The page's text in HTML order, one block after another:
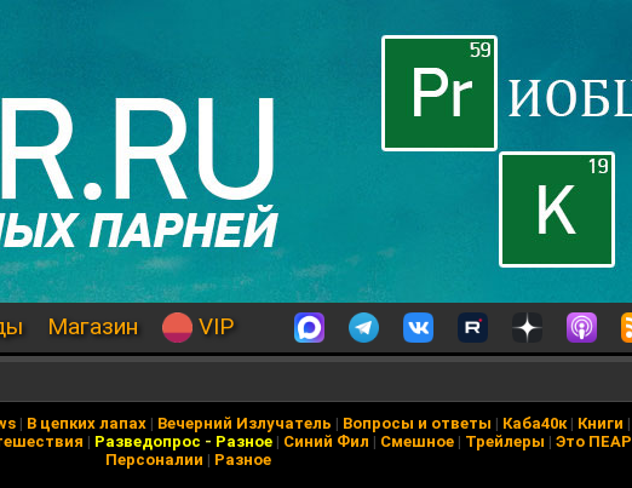
Магазин VIP
| В цепких лапах | Вечерний Излучатель | Вопросы и ответы | Каба40к| Книги |
| Разведопрос - Разное| Синий Фил | Смешное| Трейлеры | Это ПЕАР
Персоналии | Разное